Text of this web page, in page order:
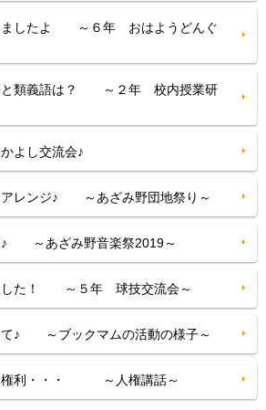
ましたよ ～６年 おはようどんぐ
と類義語は？ ～２年 校内授業研
よし交流会♪
アレンジ♪ ～あざみ野団地祭り～
♪ ～あざみ野音楽祭2019～
した！ ～５年 球技交流会～
て♪ ～ブックマムの活動の様子～
権利・・・ ～人権講話～